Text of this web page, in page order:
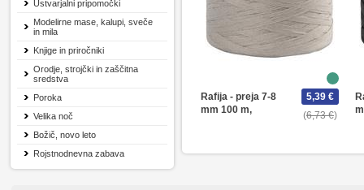
Ustvarjalni pripomočki
Modelirne mase, kalupi, sveče
in mila
Knjige in priročniki
Orodje, strojčki in zaščitna
sredstva
Poroka
Velika noč
Božič, novo leto
Rojstnodnevna zabava
Rafija - preja 7-8
mm 100 m,
6,73 €
5,39 €